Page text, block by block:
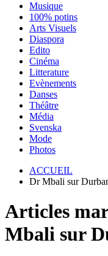
Musique
100% potins
Arts Visuels
Diaspora
Edito
Cinéma
Litterature
Evènements
Danses
Théâtre
Média
Svenska
Mode
Photos
ACCUEIL
Dr Mbali sur
Articles
Mbali sur